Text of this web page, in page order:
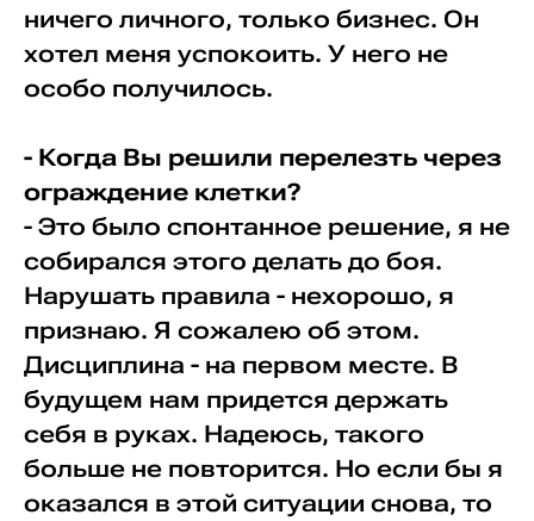
ничего личного, только бизнес. Он
хотел меня успокоить. У него не
особо получилось.
- Когда Вы решили перелезть через
ограждение клетки?
- Это было спонтанное решение, я не
собирался этого делать до боя.
Нарушать правила - нехорошо, я
признаю. Я сожалею об этом.
Дисциплина - на первом месте. В
будущем нам придется держать
себя в руках. Надеюсь, такого
больше не повторится. Но если бы я
оказался в этой ситуации снова, то